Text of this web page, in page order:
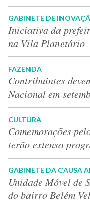
GABINETE DE
Iniciativa da
na Vila Planetário
FAZENDA
Contribuintes
Nacional em
CULTURA
Comemorações
terão extensa
GABINETE DA CAUSA
Unidade Móvel de
do bairro Belém